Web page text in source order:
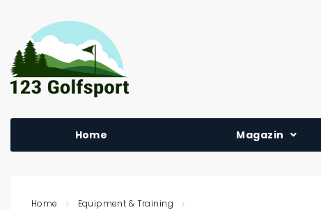
Home Magazin
Home
Equipment & Training